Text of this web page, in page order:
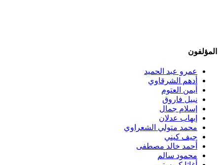
المؤلفون
عمرو عبد الحميد
أدهم الشرقاوي
أيمن العتوم
نبيل فاروق
إسلام جمال
إيهاب عدلان
محمد متولي الشعراوي
جيف كيني
أحمد خالد مصطفى
محمود سالم